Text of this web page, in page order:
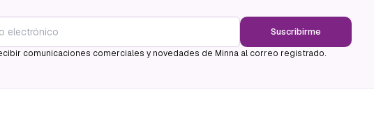
Suscribirme
comunicaciones comerciales y novedades de Minna al correo registrado.